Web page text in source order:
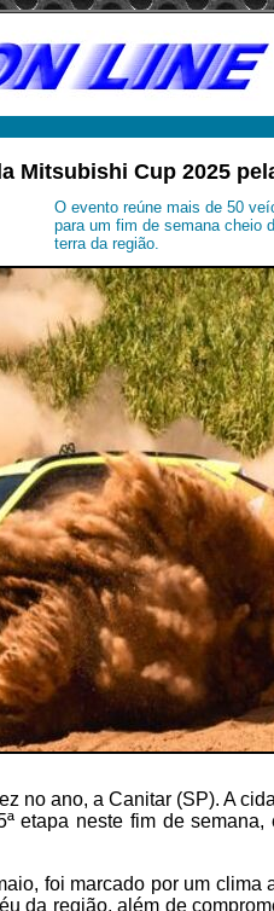
Mitsubishi Cup 2025
O evento reúne mais de 50
para um fim de semana cheio
terra da região.
no ano, a Canitar (SP). A
etapa neste fim de
foi marcado por um clima
da região, além de